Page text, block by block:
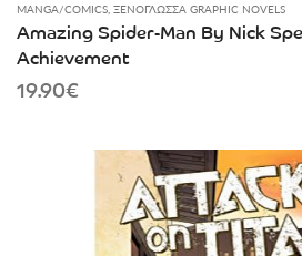
MANGA/COMICS, ΞΕΝΌΓΛΩΣΣΑ GRAPHIC NOVELS
Amazing Spider-Man By Nick
Achievement
19.90€